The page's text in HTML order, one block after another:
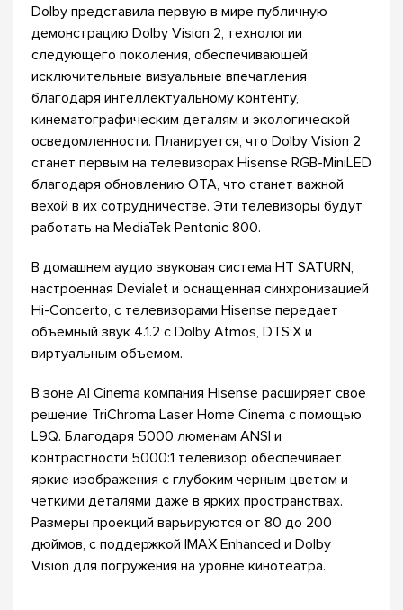
Dolby представила первую в мире публичную
демонстрацию Dolby Vision 2, технологии
следующего поколения, обеспечивающей
исключительные визуальные впечатления
благодаря интеллектуальному контенту,
кинематографическим деталям и экологической
осведомленности. Планируется, что Dolby Vision 2
станет первым на телевизорах Hisense RGB-MiniLED
благодаря обновлению OTA, что станет важной
вехой в их сотрудничестве. Эти телевизоры будут
работать на MediaTek Pentonic 800.
В домашнем аудио звуковая система HT SATURN,
настроенная Devialet и оснащенная синхронизацией
Hi-Concerto, с телевизорами Hisense передает
объемный звук 4.1.2 с Dolby Atmos, DTS:X и
виртуальным объемом.
В зоне AI Cinema компания Hisense расширяет свое
решение TriChroma Laser Home Cinema с помощью
L9Q. Благодаря 5000 люменам ANSI и
контрастности 5000:1 телевизор обеспечивает
яркие изображения с глубоким черным цветом и
четкими деталями даже в ярких пространствах.
Размеры проекций варьируются от 80 до 200
дюймов, с поддержкой IMAX Enhanced и Dolby
Vision для погружения на уровне кинотеатра.